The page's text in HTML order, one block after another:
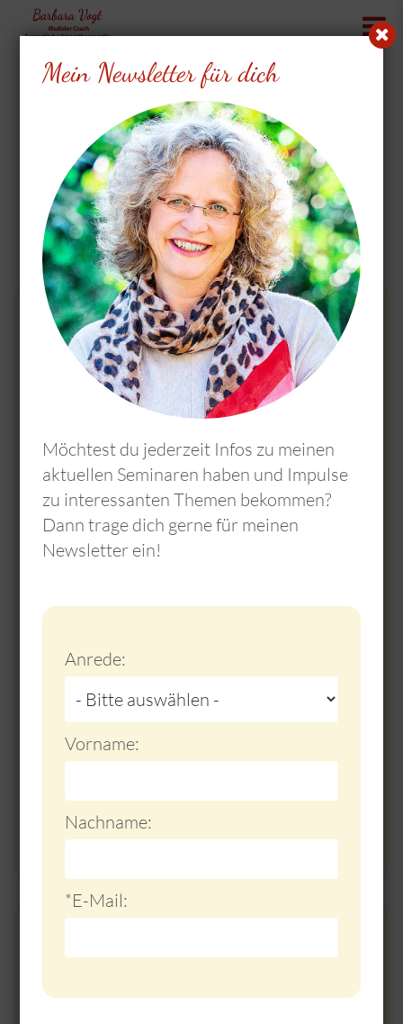
Mein Blog
Viel Spaß beim Lesen!
Wie eine Freundin in der letzten
Woche so schön schrieb: Gerade noch
Hawaii und schwups wieder in
Deutschland." ...
Weiterlesen
Mein Newsletter für dich
Möchtest du jederzeit Infos zu meinen
aktuellen Seminaren haben und Impulse
zu interessanten Themen bekommen?
Dann trage dich gerne für meinen
Newsletter ein!
Do not fill this field
Anrede:
Vorname:
Nachname:
*E-Mail: